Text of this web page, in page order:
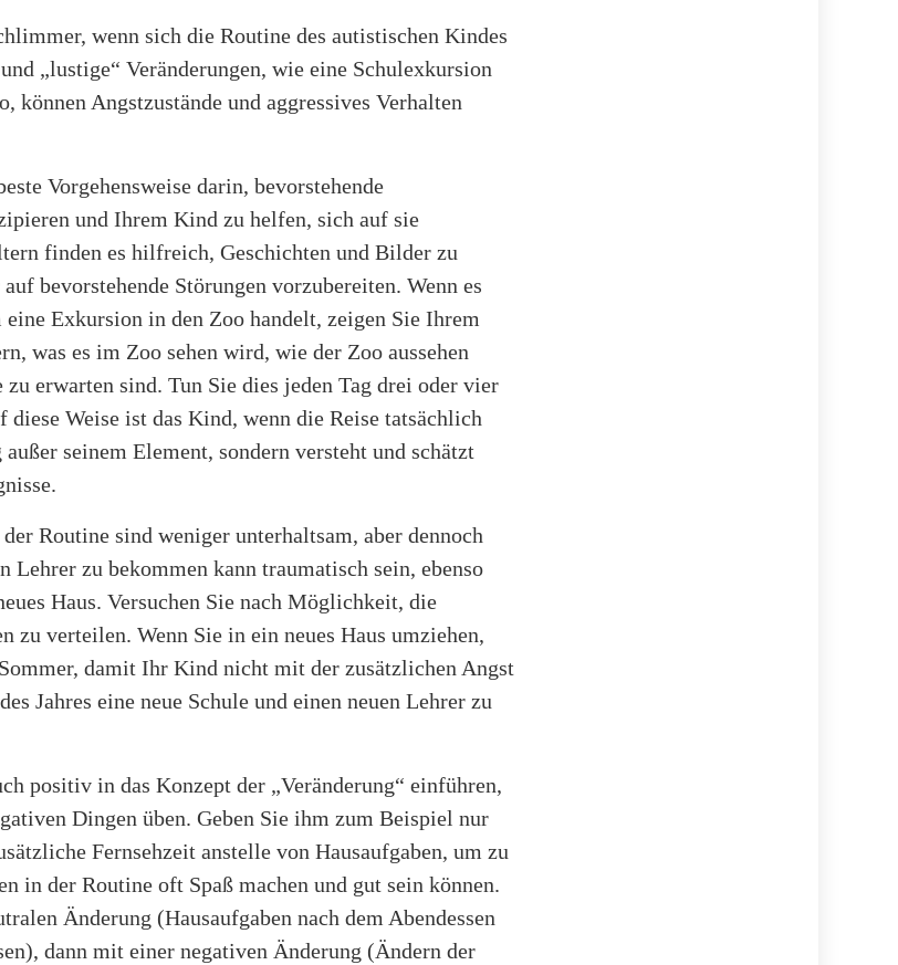
wenn sich die Routine des autistischen Kindes
„lustige“ Veränderungen, wie eine Schulexkursion
können Angstzustände und aggressives Verhalten
Vorgehensweise darin, bevorstehende
und Ihrem Kind zu helfen, sich auf sie
finden es hilfreich, Geschichten und Bilder zu
bevorstehende Störungen vorzubereiten. Wenn es
Exkursion in den Zoo handelt, zeigen Sie Ihrem
was es im Zoo sehen wird, wie der Zoo aussehen
erwarten sind. Tun Sie dies jeden Tag drei oder vier
diese Weise ist das Kind, wenn die Reise tatsächlich
seinem Element, sondern versteht und schätzt
Routine sind weniger unterhaltsam, aber dennoch
Lehrer zu bekommen kann traumatisch sein, ebenso
Haus. Versuchen Sie nach Möglichkeit, die
zu verteilen. Wenn Sie in ein neues Haus umziehen,
damit Ihr Kind nicht mit der zusätzlichen Angst
Jahres eine neue Schule und einen neuen Lehrer zu
positiv in das Konzept der „Veränderung“ einführen,
Dingen üben. Geben Sie ihm zum Beispiel nur
Fernsehzeit anstelle von Hausaufgaben, um zu
in der Routine oft Spaß machen und gut sein können.
Änderung (Hausaufgaben nach dem Abendessen
dann mit einer negativen Änderung (Ändern der